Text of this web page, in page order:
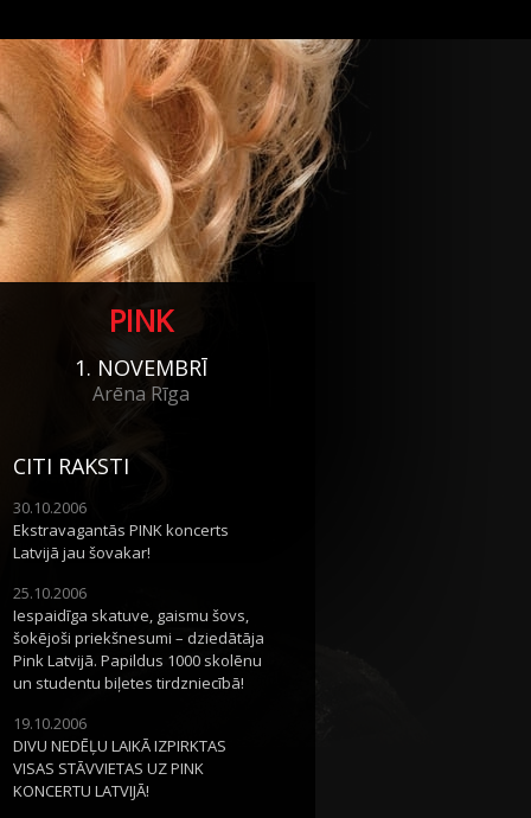
PINK
1. NOVEMBRĪ
Arēna Rīga
CITI RAKSTI
30.10.2006
Ekstravagantās PINK koncerts
Latvijā jau šovakar!
25.10.2006
Iespaidīga skatuve, gaismu šovs,
šokējoši priekšnesumi – dziedātāja
Pink Latvijā. Papildus 1000 skolēnu
un studentu biļetes tirdzniecībā!
19.10.2006
DIVU NEDĒĻU LAIKĀ IZPIRKTAS
VISAS STĀVVIETAS UZ PINK
KONCERTU LATVIJĀ!